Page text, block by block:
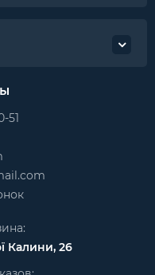
51
Калини, 26